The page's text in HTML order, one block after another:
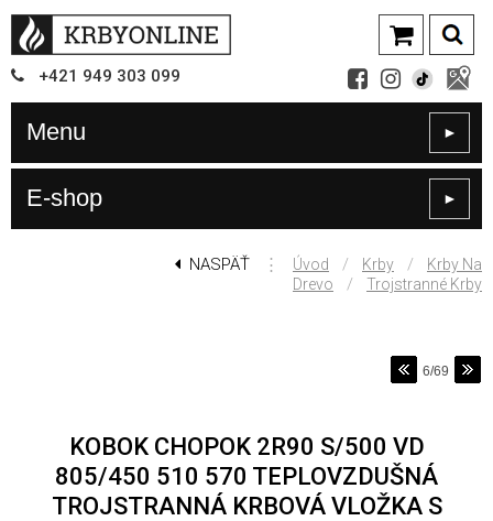
+421 949 303 099
Menu ►
E-shop ►
NASPÄŤ ⋮ Úvod / Krby /
Krby Na
Drevo
/ Trojstranné Krby
6/69
KOBOK CHOPOK 2R90 S/500 VD
805/450 510 570 TEPLOVZDUŠNÁ
TROJSTRANNÁ KRBOVÁ VLOŽKA S